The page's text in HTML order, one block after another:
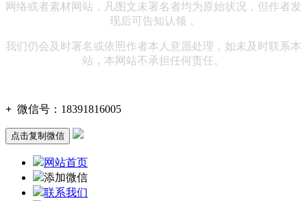
网络或者素材网站，凡图文未署名者均为原始状况，但作者发
现后可告知认领，
我们仍会及时署名或依照作者本人意愿处理，如未及时联系本
站，本网站不承担任何责任。
+ 微信号： 18391816005
点击复制微信
网站首页
添加微信
联系我们